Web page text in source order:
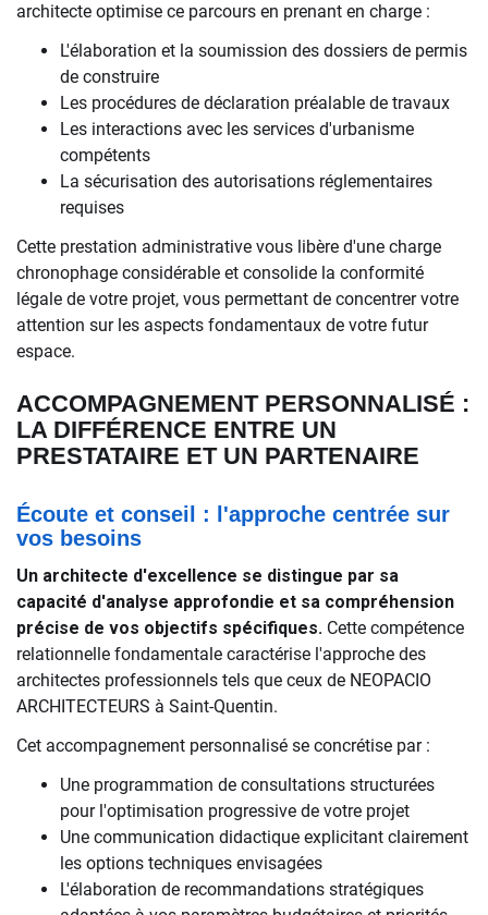
architecte optimise ce parcours en prenant en charge :
L'élaboration et la soumission des dossiers de permis
de construire
Les procédures de déclaration préalable de travaux
Les interactions avec les services d'urbanisme
compétents
La sécurisation des autorisations réglementaires
requises
Cette prestation administrative vous libère d'une charge
chronophage considérable et consolide la conformité
légale de votre projet, vous permettant de concentrer votre
attention sur les aspects fondamentaux de votre futur
espace.
ACCOMPAGNEMENT PERSONNALISÉ :
LA DIFFÉRENCE ENTRE UN
PRESTATAIRE ET UN PARTENAIRE
Écoute et conseil : l'approche centrée sur
vos besoins
Un architecte d'excellence se distingue par sa
capacité d'analyse approfondie et sa compréhension
précise de vos objectifs spécifiques. Cette compétence
relationnelle fondamentale caractérise l'approche des
architectes professionnels tels que ceux de NEOPACIO
ARCHITECTEURS à Saint-Quentin.
Cet accompagnement personnalisé se concrétise par :
Une programmation de consultations structurées
pour l'optimisation progressive de votre projet
Une communication didactique explicitant clairement
les options techniques envisagées
L'élaboration de recommandations stratégiques